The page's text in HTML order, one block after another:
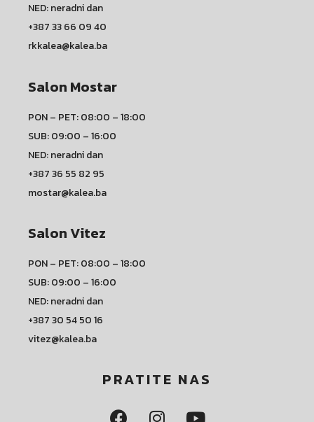
NED: neradni dan
+387 33 66 09 40
rkkalea@kalea.ba
Salon Mostar
PON – PET: 08:00 – 18:00
SUB: 09:00 – 16:00
NED: neradni dan
+387 36 55 82 95
mostar@kalea.ba
Salon Vitez
PON – PET: 08:00 – 18:00
SUB: 09:00 – 16:00
NED: neradni dan
+387 30 54 50 16
vitez@kalea.ba
PRATITE NAS